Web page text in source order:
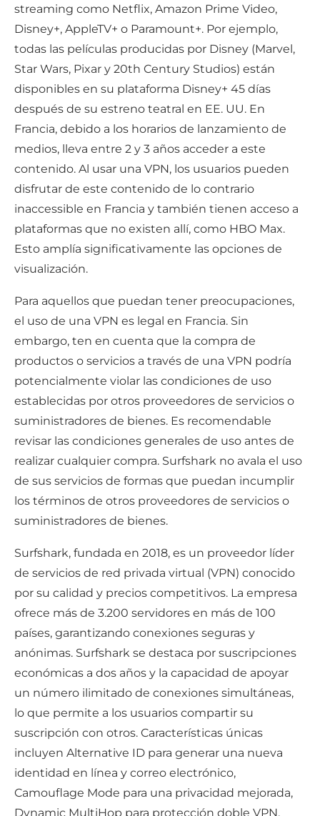
streaming como Netflix, Amazon Prime Video,
Disney+, AppleTV+ o Paramount+. Por ejemplo,
todas las películas producidas por Disney (Marvel,
Star Wars, Pixar y 20th Century Studios) están
disponibles en su plataforma Disney+ 45 días
después de su estreno teatral en EE. UU. En
Francia, debido a los horarios de lanzamiento de
medios, lleva entre 2 y 3 años acceder a este
contenido. Al usar una VPN, los usuarios pueden
disfrutar de este contenido de lo contrario
inaccessible en Francia y también tienen acceso a
plataformas que no existen allí, como HBO Max.
Esto amplía significativamente las opciones de
visualización.
Para aquellos que puedan tener preocupaciones,
el uso de una VPN es legal en Francia. Sin
embargo, ten en cuenta que la compra de
productos o servicios a través de una VPN podría
potencialmente violar las condiciones de uso
establecidas por otros proveedores de servicios o
suministradores de bienes. Es recomendable
revisar las condiciones generales de uso antes de
realizar cualquier compra. Surfshark no avala el uso
de sus servicios de formas que puedan incumplir
los términos de otros proveedores de servicios o
suministradores de bienes.
Surfshark, fundada en 2018, es un proveedor líder
de servicios de red privada virtual (VPN) conocido
por su calidad y precios competitivos. La empresa
ofrece más de 3.200 servidores en más de 100
países, garantizando conexiones seguras y
anónimas. Surfshark se destaca por suscripciones
económicas a dos años y la capacidad de apoyar
un número ilimitado de conexiones simultáneas,
lo que permite a los usuarios compartir su
suscripción con otros. Características únicas
incluyen Alternative ID para generar una nueva
identidad en línea y correo electrónico,
Camouflage Mode para una privacidad mejorada,
Dynamic MultiHop para protección doble VPN,